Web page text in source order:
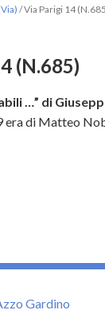
/Via Parigi 14
(N.685)
…” di
era di Matteo
Gardino